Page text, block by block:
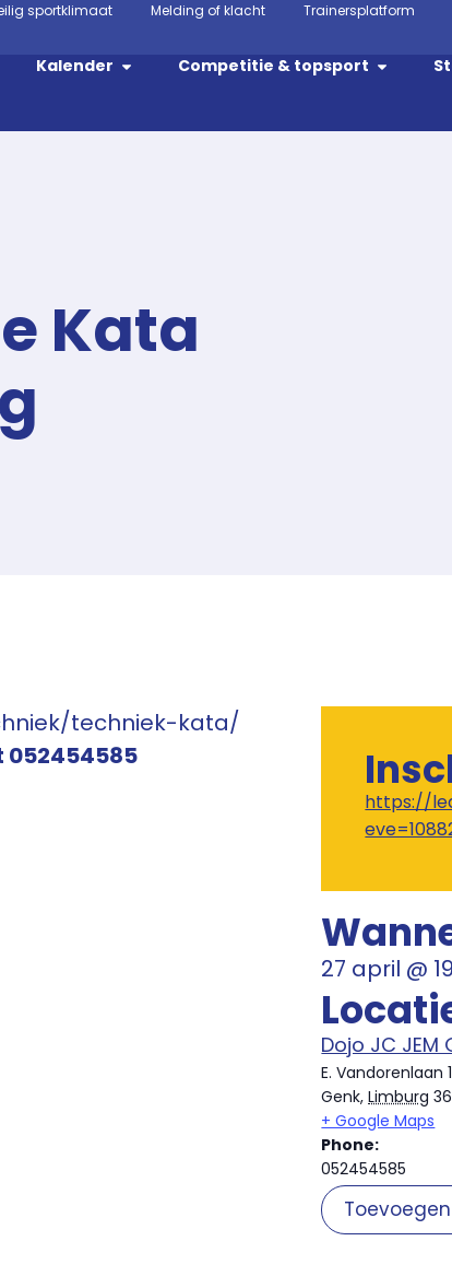
sportklimaat Melding of klacht Trainersplatform
Kalender Competitie & topsport
Kata
techniek-kata/
052454585
https://
27 april @
Dojo JC JEM
E. Vandorenlaan
Genk, Limburg
+ Google Maps
Phone:
052454585